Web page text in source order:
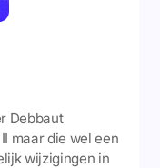
Debbaut
maar die wel een
wijzigingen in